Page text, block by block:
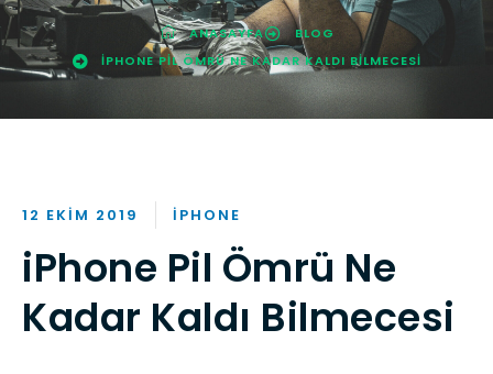
ANASAYFA
BLOG
IPHONE PIL ÖMRÜ NE KADAR KALDI BILMECESI
12 EKIM 2019 IPHONE
iPhone Pil Ömrü Ne
Kadar Kaldı Bilmecesi